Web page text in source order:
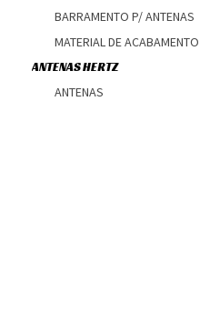
BARRAMENTO P/ ANTENAS
MATERIAL DE ACABAMENTO
ANTENAS HERTZ
ANTENAS